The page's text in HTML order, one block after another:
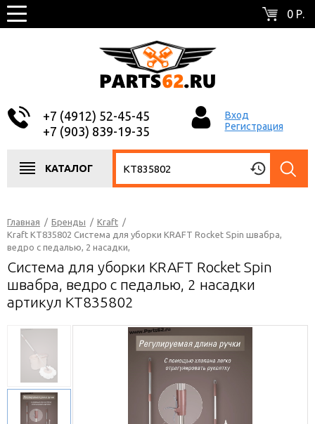
0 Р.
+7 (4912) 52-45-45
+7 (903) 839-19-35
Вход
Регистрация
КАТАЛОГ
Главная / Бренды / Kraft /
Kraft KT835802 Система для уборки KRAFT Rocket Spin швабра,
ведро с педалью, 2 насадки,
Система для уборки KRAFT Rocket Spin
швабра, ведро с педалью, 2 насадки
артикул KT835802